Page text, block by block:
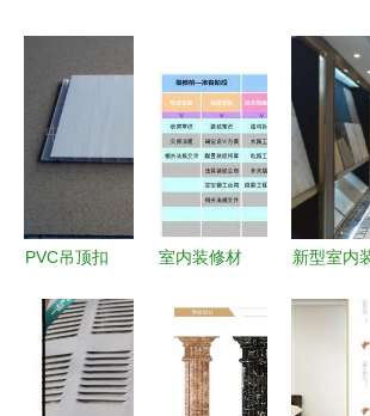
PVC吊顶扣
略 从材质
到施工，一
篇看懂室内
室内装修材
实用的装修
材料清单
新型室内
时赋能生活